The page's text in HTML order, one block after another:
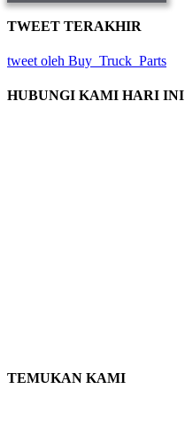
TWEET TERAKHIR
tweet oleh Buy_Truck_Parts
HUBUNGI KAMI HARI INI
TEMUKAN KAMI